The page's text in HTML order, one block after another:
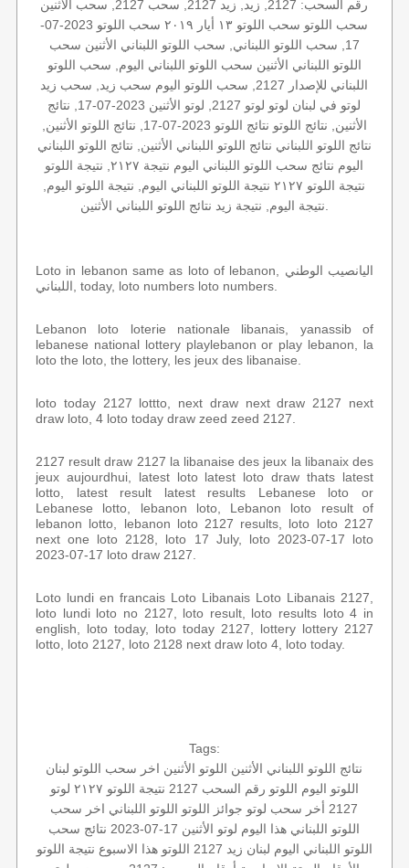
رقم السحب: 2127, زيد, زيد 2127, سحب 2127, سحب الأثنين
سحب اللوتو سحب اللوتو ١٣ أيار ٢٠١٩ سحب اللوتو 2023-07-
17, سحب اللوتو اللبناني, سحب اللوتو اللبناني الأثنين سحب
اللوتو اللبناني الأثنين سحب اللوتو اللبناني اليوم, سحب اللوتو
اللبناني للإصدار 2127, سحب اللوتو اليوم سحب زيد, سحب زيد
لوتو في لبنان لوتو لوتو 2127, لوتو الأثنين 2023-07-17, نتائج
الأثنين, نتائج اللوتو نتائج اللوتو 2023-07-17, نتائج اللوتو الأثنين,
نتائج اللوتو اللبناني نتائج اللوتو اللبناني الأثنين, نتائج اللوتو اللبناني
اليوم نتائج سحب اللوتو اللبناني اليوم نتيجة ٢١٢٧, نتيجة اللوتو
نتيجة اللوتو ٢١٢٧ نتيجة اللوتو اللبناني اليوم, نتيجة اللوتو اليوم,
Loto in lebanon same as loto of lebanon, اليانصيب الوطني
اللبناني, today, loto numbers loto numbers.
Lebanon loto loterie nationale libanais, yanassib of
lebanese national lottery playlebanon or play lebanon, la
loto the loto, the lottery, les jeux des libanaise.
loto today 2127 lottto, next draw next draw 2127 next
draw loto, 4 loto today draw zeed zeed 2127.
2127 result draw 2127 la libanaise des jeux la libanaix des
jeux aujourdhui, latest loto latest loto draw thats latest
lotto, latest result latest results Lebanese loto or
Lebanese lotto, lebanon loto, Lebanon loto result of
lebanon lotto, lebanon loto 2127 results, loto loto 2127
next one loto 2128, loto 17 July, loto 2023-07-17 loto
2023-07-17 loto draw 2127.
Loto lundi en francais Loto Libanais Loto Libanais 2127,
loto lundi loto no 2127, loto result, loto results loto 4 in
english, loto today, loto today 2127, lottery lottery 2127
lotto, loto 2127, loto 2128 next draw loto 4, loto today.
Tags:
نتائج اللوتو اللبناني الأثنين اللوتو الأثنين اخر سحب اللوتو لبنان
اللوتو اليوم اللوتو رقم السحب 2127 نتيجة اللوتو ٢١٢٧
لوتو
2127 أخر سحب لوتو جوائز اللوتو اللوتو اللبناني اخر سحب
اللوتو اللبناني هذا اليوم لوتو الأثنين 17-07-2023
نتائج سحب
اللوتو اللبناني اليوم لبنان زيد 2127 اللوتو هذا الاسبوع نتيجة اللوتو